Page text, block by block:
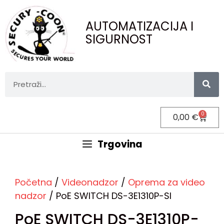
AUTOMATIZACIJA I
SIGURNOST
0,00 € 0
Trgovina
Početna / Videonadzor / Oprema za video
nadzor / PoE SWITCH DS-3E1310P-SI
PoE SWITCH DS-3E1310P-